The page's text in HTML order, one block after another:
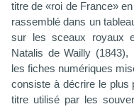
titre de «roi de France»
rassemblé dans un
sur les sceaux royaux
Natalis de Wailly
les fiches numériques
consiste à décrire le plus
titre utilisé par les